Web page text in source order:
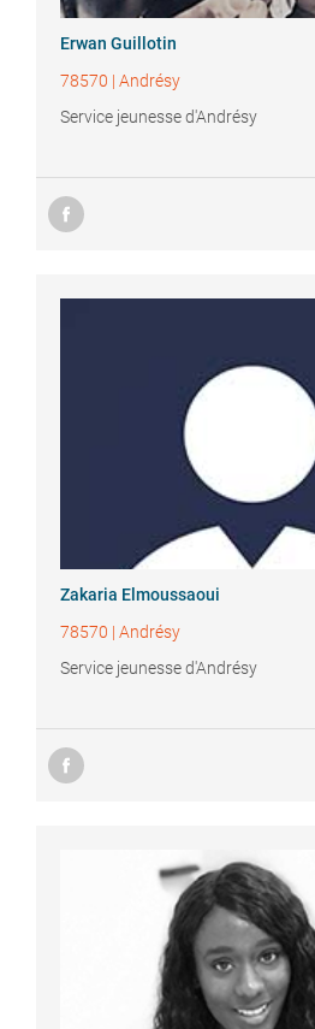
Erwan Guillotin
78570 | Andrésy
Service jeunesse d'Andrésy
Zakaria Elmoussaoui
78570 | Andrésy
Service jeunesse d'Andrésy